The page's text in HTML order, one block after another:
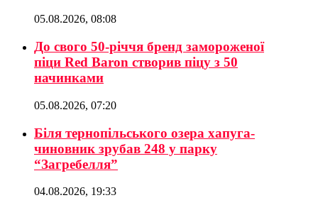
05.08.2026, 08:08
До свого 50-річчя бренд замороженої
піци Red Baron створив піцу з 50
начинками
05.08.2026, 07:20
Біля тернопільського озера хапуга-
чиновник зрубав 248 у парку
“Загребелля”
04.08.2026, 19:33